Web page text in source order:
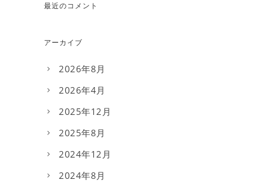
最近のコメント
アーカイブ
2026年8月
2026年4月
2025年12月
2025年8月
2024年12月
2024年8月